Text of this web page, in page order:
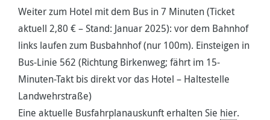
Weiter zum Hotel mit dem Bus in 7 Minuten (Ticket
aktuell 2,80 € – Stand: Januar 2025): vor dem Bahnhof
links laufen zum Busbahnhof (nur 100m). Einsteigen in
Bus-Linie 562 (Richtung Birkenweg; fährt im 15-
Minuten-Takt bis direkt vor das Hotel – Haltestelle
Landwehrstraße)
Eine aktuelle Busfahrplanauskunft erhalten Sie hier.